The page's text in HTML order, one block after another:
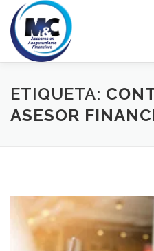
Saltar
contenido
INICIO ASESORÍA
ETIQUETA:
ASESOR